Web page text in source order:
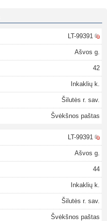
LT-99391
Ašvos g.
42
Inkaklių k.
Šilutės r. sav.
Švėkšnos paštas
LT-99391
Ašvos g.
44
Inkaklių k.
Šilutės r. sav.
Švėkšnos paštas